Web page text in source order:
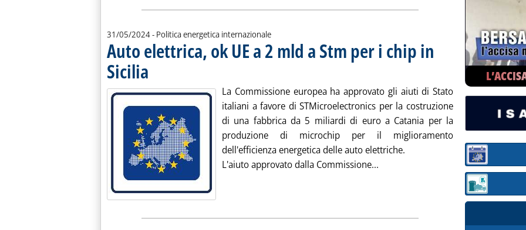
31/05/2024- Politica energetica internazionale
Auto elettrica, ok UE a 2 mld a Stm per i chip in
Sicilia
La Commissione europea ha approvato gli aiuti di Stato
italiani a favore di STMicroelectronics per la costruzione
di una fabbrica da 5 miliardi di euro a Catania per la
produzione di microchip per il miglioramento
dell'efficienza energetica delle auto elettriche.
L'aiuto approvato dalla Commissione... Leggi tutta la notizia: 'Auto
Sezione:
Sezione: